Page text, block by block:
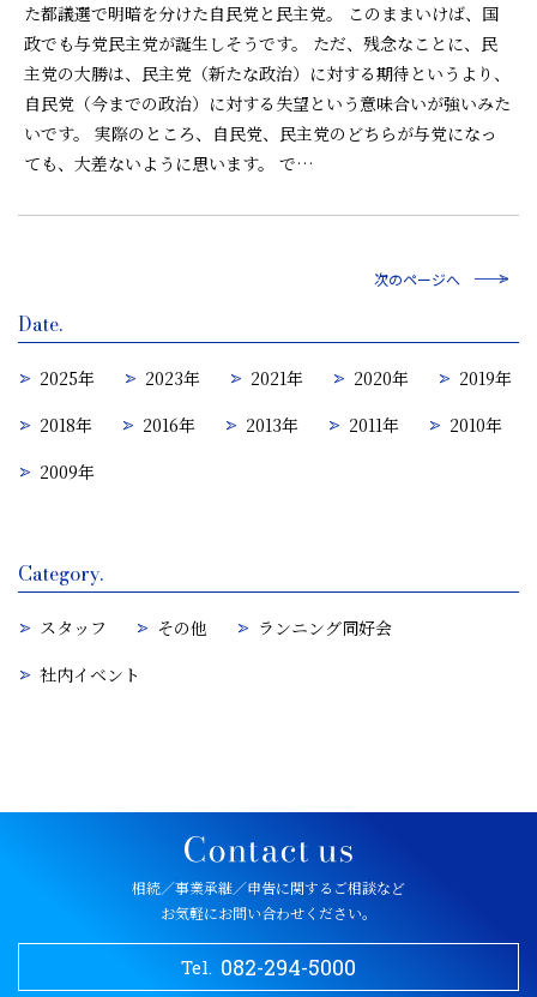
た都議選で明暗を分けた自民党と民主党。 このままいけば、国
政でも与党民主党が誕生しそうです。 ただ、残念なことに、民
主党の大勝は、民主党（新たな政治）に対する期待というより、
自民党（今までの政治）に対する失望という意味合いが強いみた
いです。 実際のところ、自民党、民主党のどちらが与党になっ
ても、大差ないように思います。 で…
次のページへ
Date.
2025年 2023年 2021年 2020年
2019年
2018年
2016年 2013年 2011年
2010年
2009年
Category.
スタッフ その他
ランニング同好会
社内イベント
相続／事業承継／申告に関するご相談など
お気軽にお問い合わせください。
Tel. 082-294-5000